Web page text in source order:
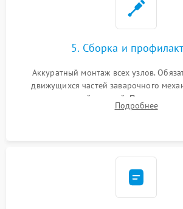
5. Сборка и
Аккуратный монтаж всех узлов.
движущихся частей заварочного
силиконовой смазкой. Проведение
декальцинации и очистки системы от
Подробнее